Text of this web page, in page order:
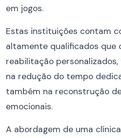
em jogos.
Estas instituições contam
altamente qualificados que
reabilitação
na redução do tempo
também na reconstrução
emocionais.
A abordagem de uma